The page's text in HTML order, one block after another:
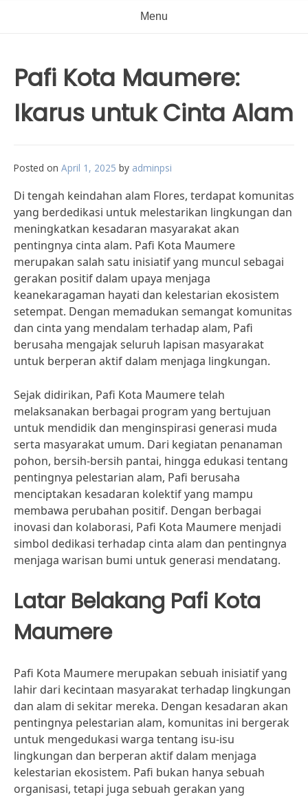
Menu
Pafi Kota Maumere:
Ikarus untuk Cinta Alam
Posted on April 1, 2025 by adminpsi
Di tengah keindahan alam Flores, terdapat komunitas
yang berdedikasi untuk melestarikan lingkungan dan
meningkatkan kesadaran masyarakat akan
pentingnya cinta alam. Pafi Kota Maumere
merupakan salah satu inisiatif yang muncul sebagai
gerakan positif dalam upaya menjaga
keanekaragaman hayati dan kelestarian ekosistem
setempat. Dengan memadukan semangat komunitas
dan cinta yang mendalam terhadap alam, Pafi
berusaha mengajak seluruh lapisan masyarakat
untuk berperan aktif dalam menjaga lingkungan.
Sejak didirikan, Pafi Kota Maumere telah
melaksanakan berbagai program yang bertujuan
untuk mendidik dan menginspirasi generasi muda
serta masyarakat umum. Dari kegiatan penanaman
pohon, bersih-bersih pantai, hingga edukasi tentang
pentingnya pelestarian alam, Pafi berusaha
menciptakan kesadaran kolektif yang mampu
membawa perubahan positif. Dengan berbagai
inovasi dan kolaborasi, Pafi Kota Maumere menjadi
simbol dedikasi terhadap cinta alam dan pentingnya
menjaga warisan bumi untuk generasi mendatang.
Latar Belakang Pafi Kota
Maumere
Pafi Kota Maumere merupakan sebuah inisiatif yang
lahir dari kecintaan masyarakat terhadap lingkungan
dan alam di sekitar mereka. Dengan kesadaran akan
pentingnya pelestarian alam, komunitas ini bergerak
untuk mengedukasi warga tentang isu-isu
lingkungan dan berperan aktif dalam menjaga
kelestarian ekosistem. Pafi bukan hanya sebuah
organisasi, tetapi juga sebuah gerakan yang